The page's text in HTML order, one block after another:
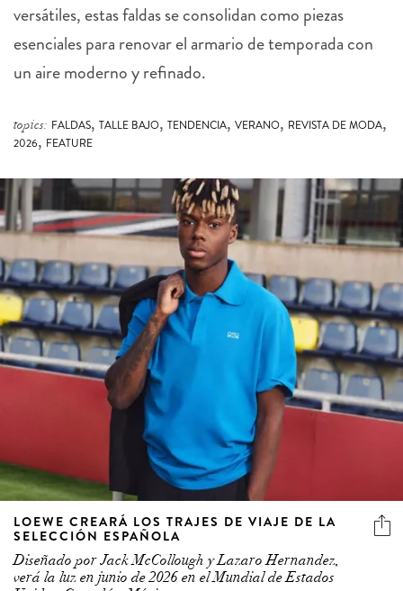
versátiles, estas faldas se consolidan como piezas
esenciales para renovar el armario de temporada con
un aire moderno y refinado.
topics: FALDAS, TALLE BAJO, TENDENCIA, VERANO, REVISTA DE MODA,
2026, FEATURE
LOEWE CREARÁ LOS TRAJES DE VIAJE DE LA
SELECCIÓN ESPAÑOLA
Diseñado por Jack McCollough y Lazaro Hernandez,
verá la luz en junio de 2026 en el Mundial de Estados